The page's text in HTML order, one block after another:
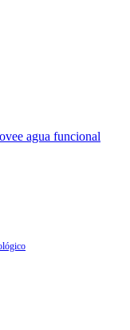
agua funcional